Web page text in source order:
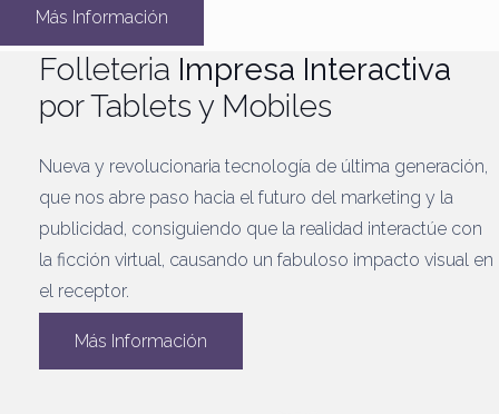
Más Información
Folleteria Impresa Interactiva
por Tablets y Mobiles
Nueva y revolucionaria tecnología de última generación,
que nos abre paso hacia el futuro del marketing y la
publicidad, consiguiendo que la realidad interactúe con
la ficción virtual, causando un fabuloso impacto visual en
el receptor.
Más Información